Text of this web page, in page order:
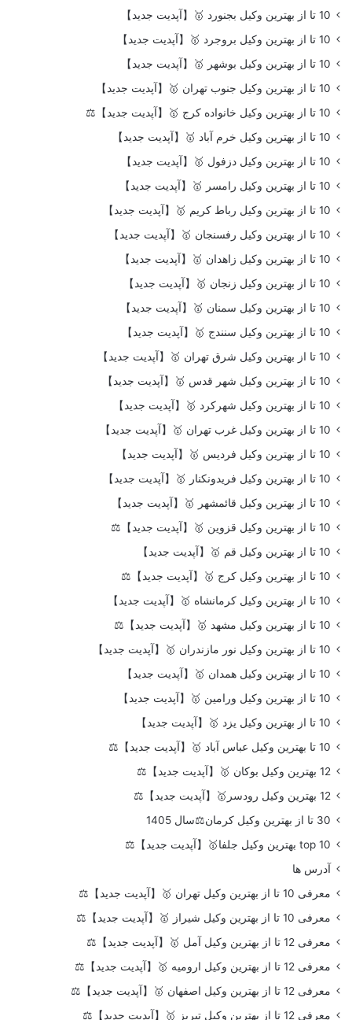
10 تا از بهترین وکیل بجنورد 🥇【آپدیت جدید】
10 تا از بهترین وکیل بروجرد 🥇【آپدیت جدید】
10 تا از بهترین وکیل بوشهر 🥇【آپدیت جدید】
10 تا از بهترین وکیل جنوب تهران 🥇【آپدیت جدید】
10 تا از بهترین وکیل خانواده کرج 🥇【آپدیت جدید】⚖️
10 تا از بهترین وکیل خرم آباد 🥇【آپدیت جدید】
10 تا از بهترین وکیل دزفول 🥇【آپدیت جدید】
10 تا از بهترین وکیل رامسر 🥇【آپدیت جدید】
10 تا از بهترین وکیل رباط کریم 🥇【آپدیت جدید】
10 تا از بهترین وکیل رفسنجان 🥇【آپدیت جدید】
10 تا از بهترین وکیل زاهدان 🥇【آپدیت جدید】
10 تا از بهترین وکیل زنجان 🥇【آپدیت جدید】
10 تا از بهترین وکیل سمنان 🥇【آپدیت جدید】
10 تا از بهترین وکیل سنندج 🥇【آپدیت جدید】
10 تا از بهترین وکیل شرق تهران 🥇【آپدیت جدید】
10 تا از بهترین وکیل شهر قدس 🥇【آپدیت جدید】
10 تا از بهترین وکیل شهرکرد 🥇【آپدیت جدید】
10 تا از بهترین وکیل غرب تهران 🥇【آپدیت جدید】
10 تا از بهترین وکیل فردیس 🥇【آپدیت جدید】
10 تا از بهترین وکیل فریدونکنار 🥇【آپدیت جدید】
10 تا از بهترین وکیل قائمشهر 🥇【آپدیت جدید】
10 تا از بهترین وکیل قزوین 🥇【آپدیت جدید】⚖️
10 تا از بهترین وکیل قم 🥇【آپدیت جدید】
10 تا از بهترین وکیل کرج 🥇【آپدیت جدید】⚖️
10 تا از بهترین وکیل کرمانشاه 🥇【آپدیت جدید】
10 تا از بهترین وکیل مشهد 🥇【آپدیت جدید】⚖️
10 تا از بهترین وکیل نور مازندران 🥇【آپدیت جدید】
10 تا از بهترین وکیل همدان 🥇【آپدیت جدید】
10 تا از بهترین وکیل ورامین 🥇【آپدیت جدید】
10 تا از بهترین وکیل یزد 🥇【آپدیت جدید】
10 تا بهترین وکیل عباس آباد 🥇【آپدیت جدید】⚖️
12 بهترین وکیل بوکان 🥇【آپدیت جدید】⚖️
12 بهترین وکیل رودسر🥇【آپدیت جدید】⚖️
30 تا از بهترین وکیل کرمان⚖️سال 1405
top 10 بهترین وکیل جلفا🥇【آپدیت جدید】⚖️
آدرس ها
معرفی 10 تا از بهترین وکیل تهران 🥇【آپدیت جدید】⚖️
معرفی 10 تا از بهترین وکیل شیراز 🥇【آپدیت جدید】⚖️
معرفی 12 تا از بهترین وکیل آمل 🥇【آپدیت جدید】⚖️
معرفی 12 تا از بهترین وکیل ارومیه 🥇【آپدیت جدید】⚖️
معرفی 12 تا از بهترین وکیل اصفهان 🥇【آپدیت جدید】⚖️
معرفی 12 تا از بهترین وکیل تبریز 🥇【آپدیت جدید】⚖️